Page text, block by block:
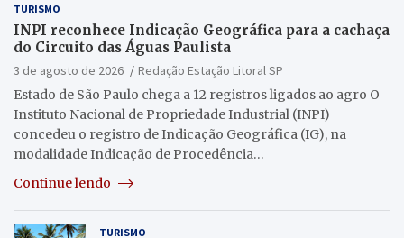
TURISMO
INPI reconhece Indicação Geográfica para a cachaça
do Circuito das Águas Paulista
3 de agosto de 2026
Redação Estação Litoral SP
Estado de São Paulo chega a 12 registros ligados ao agro O
Instituto Nacional de Propriedade Industrial (INPI)
concedeu o registro de Indicação Geográfica (IG), na
modalidade Indicação de Procedência…
Continue lendo
TURISMO